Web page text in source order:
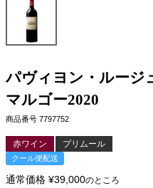
パヴィヨン・ルージ
マルゴー2020
商品番号 7797752
赤ワイン プリムール
クール便配送
通常価格 ¥39,000のところ